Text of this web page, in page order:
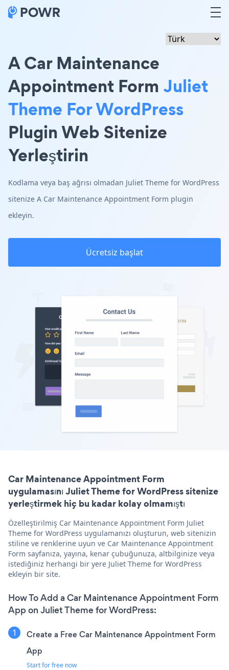
A Car Maintenance
Appointment Form Juliet
Theme For WordPress
Plugin Web Sitenize
Yerleştirin
Kodlama veya baş ağrısı olmadan Juliet Theme for WordPress
sitenize A Car Maintenance Appointment Form plugin
ekleyin.
Ücretsiz başlat
Car Maintenance Appointment Form
uygulamasını Juliet Theme for WordPress sitenize
yerleştirmek hiç bu kadar kolay olmamıştı
Özelleştirilmiş Car Maintenance Appointment Form Juliet
Theme for WordPress uygulamanızı oluşturun, web sitenizin
stiline ve renklerine uyun ve Car Maintenance Appointment
Form sayfanıza, yayına, kenar çubuğunuza, altbilginize veya
istediğiniz herhangi bir yere Juliet Theme for WordPress
ekleyin bir site.
How To Add a Car Maintenance Appointment Form
App on Juliet Theme for WordPress:
Create a Free Car Maintenance Appointment Form
App
Start for free now